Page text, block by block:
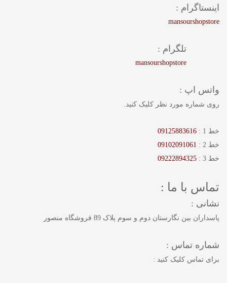
اینستاگرام :
mansourshopstore
تلگرام :
mansourshopstore
واتس اپ :
روی شماره مورد نظر کلیک کنید.
خط 1 :
09125883616
خط 2 :
09102091061
خط 3 :
09222894325
تماس با ما :
نشانی :
پاسداران بین نگارستان دوم و سوم پلاک 89 فروشگاه منصور
شماره تماس :
برای تماس کلیک کنید :